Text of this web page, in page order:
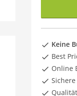
Keine
Best
Online